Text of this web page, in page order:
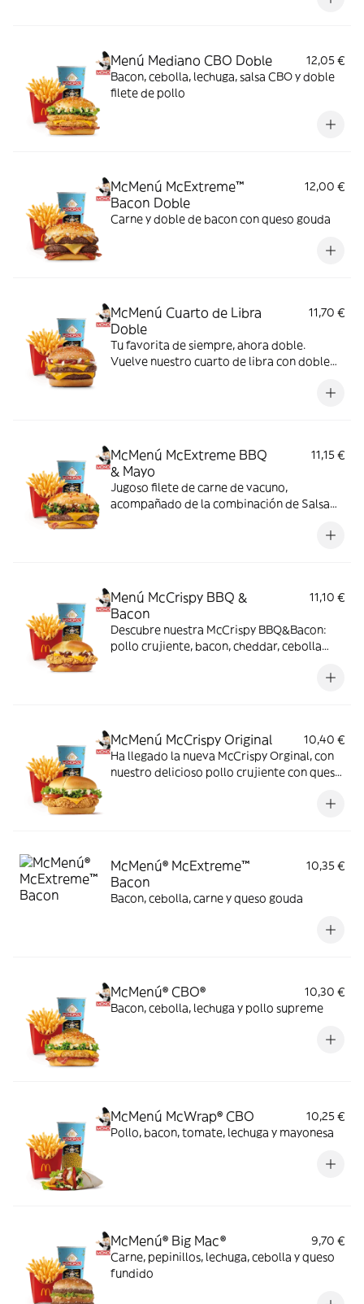
Menú Mediano CBO Doble
12,05 €
Bacon, cebolla, lechuga, salsa CBO y doble
filete de pollo
McMenú McExtreme™
Bacon Doble
12,00 €
Carne y doble de bacon con queso gouda
McMenú Cuarto de Libra
Doble
11,70 €
Tu favorita de siempre, ahora doble.
Vuelve nuestro cuarto de libra con doble
cheddar, pepinillo, cebolla en tiras, kétchup
McMenú McExtreme BBQ
& Mayo
11,15 €
Jugoso filete de carne de vacuno,
acompañado de la combinación de Salsa
doble de cheddar, lechuga fresca y tiras de
Menú McCrispy BBQ &
Bacon
11,10 €
Descubre nuestra McCrispy BBQ&Bacon:
pollo crujiente, bacon, cheddar, cebolla
harina de trigo con copos de patata. ¡Sabor
McMenú McCrispy Original
10,40 €
Ha llegado la nueva McCrispy Orginal, con
nuestro delicioso pollo crujiente con queso
original, crujiente lechuga y tomate fresco.
McMenú® McExtreme™
Bacon
10,35 €
Bacon, cebolla, carne y queso gouda
McMenú® CBO®
10,30 €
Bacon, cebolla, lechuga y pollo supreme
McMenú McWrap® CBO
10,25 €
Pollo, bacon, tomate, lechuga y mayonesa
McMenú® Big Mac®
9,70 €
Carne, pepinillos, lechuga, cebolla y queso
fundido